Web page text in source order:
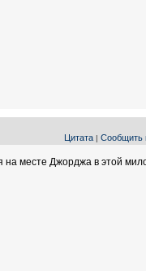
Цитата | Сообщить
месте Джорджа в этой